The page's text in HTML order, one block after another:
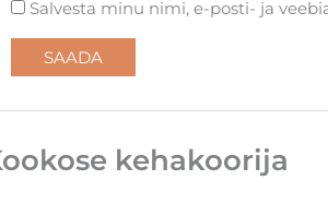
Salvesta minu nimi, e-posti- ja
kehakoorija